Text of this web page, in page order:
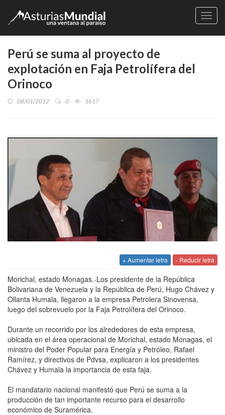
Perú se suma al proyecto de
explotación en Faja Petrolífera del
Orinoco
08/01/2012 0 1617
+ Aumentar letra - Reducir letra
Morichal, estado Monagas.-Los presidente de la República
Bolivariana de Venezuela y la República de Perú, Hugo Chávez y
Ollanta Humala, llegaron a la empresa Petrolera Sinovensa,
luego del sobrevuelo por la Faja Petrolífera del Orinoco.
Durante un recorrido por los alrededores de esta empresa,
ubicada en el área operacional de Morichal, estado Monagas, el
ministro del Poder Popular para Energía y Petróleo, Rafael
Ramírez, y directivos de Pdvsa, explicaron a los presidentes
Chávez y Humala la importancia de esta faja.
El mandatario nacional manifestó que Perú se suma a la
producción de tan importante recurso para el desarrollo
económico de Suramérica.